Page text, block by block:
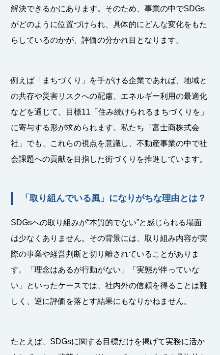
解決できるかにあります。そのため、事業の中でSDGs
がどのように位置づけられ、具体的にどんな変化をもた
らしているのかが、評価の分かれ目となります。
例えば「まちづくり」を手がける企業であれば、地域と
の共存や災害リスクへの配慮、エネルギー利用の最適化
などを通じて、目標11「住み続けられるまちづくりを」
に寄与する形が求められます。私たち「富士商株式会
社」でも、これらの視点を意識し、不動産事業の中で社
会課題への貢献を目指した街づくりを推進しています。
「取り組んでいる風」になりがちな理由とは？
SDGsへの取り組みが“本質的でない”と感じられる場面
は少なくありません。その背景には、取り組み内容が実
際の事業や経営判断と切り離されていることがありま
す。「理念はあるが行動がない」「実態が伴っていな
い」といったケースでは、社内外の信頼を得ることは難
しく、逆に評価を落とす結果にもなりかねません。
たとえば、SDGsに関する目標だけを掲げて実務に活か